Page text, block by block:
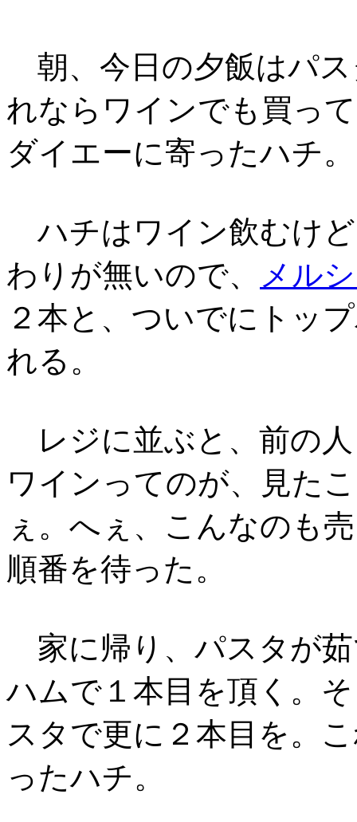
朝、今日の夕飯はパ
れならワインでも買っ
ダイエーに寄ったハチ。
ハチはワイン飲むけ
わりが無いので、
メル
２本と、ついでにトッ
れる。
レジに並ぶと、前の
ワインってのが、見た
ぇ。へぇ、こんなのも
順番を待った。
家に帰り、パスタが
ハムで１本目を頂く。
スタで更に２本目を。
ったハチ。